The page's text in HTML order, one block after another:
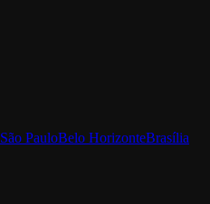
São PauloBelo HorizonteBrasília